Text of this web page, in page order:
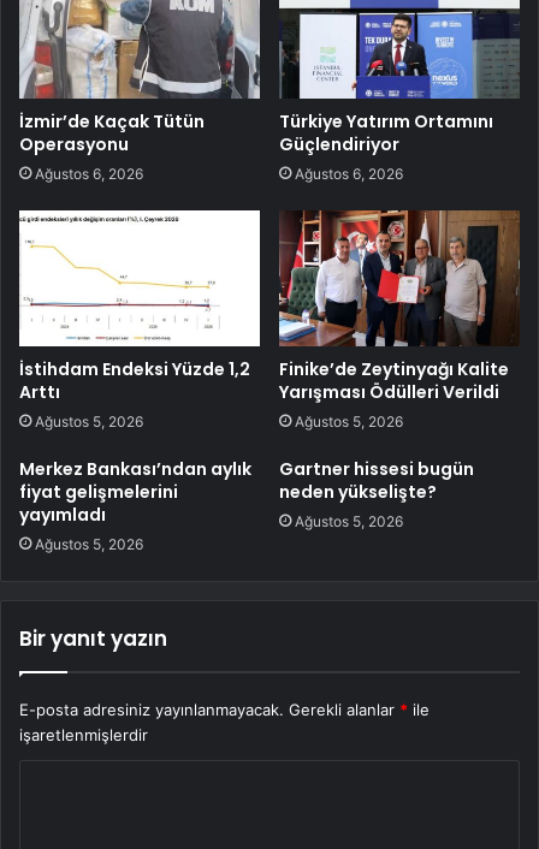
İzmir’de Kaçak Tütün
Operasyonu
Ağustos 6, 2026
Türkiye Yatırım Ortamını
Güçlendiriyor
Ağustos 6, 2026
İstihdam Endeksi Yüzde 1,2
Arttı
Ağustos 5, 2026
Finike’de Zeytinyağı Kalite
Yarışması Ödülleri Verildi
Ağustos 5, 2026
Merkez Bankası’ndan aylık
fiyat gelişmelerini
yayımladı
Ağustos 5, 2026
Gartner hissesi bugün
neden yükselişte?
Ağustos 5, 2026
Bir yanıt yazın
E-posta adresiniz yayınlanmayacak. Gerekli alanlar * ile
işaretlenmişlerdir